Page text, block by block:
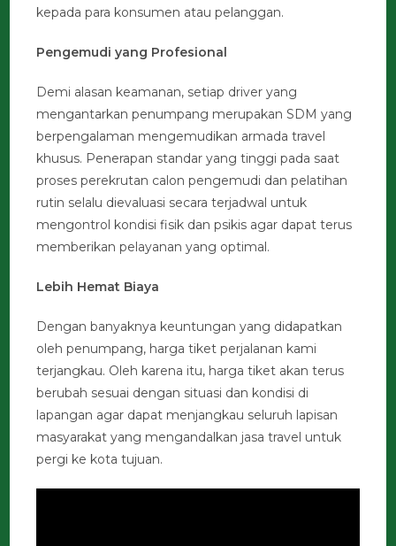
kepada para konsumen atau pelanggan.
Pengemudi yang Profesional
Demi alasan keamanan, setiap driver yang
mengantarkan penumpang merupakan SDM yang
berpengalaman mengemudikan armada travel
khusus. Penerapan standar yang tinggi pada saat
proses perekrutan calon pengemudi dan pelatihan
rutin selalu dievaluasi secara terjadwal untuk
mengontrol kondisi fisik dan psikis agar dapat terus
memberikan pelayanan yang optimal.
Lebih Hemat Biaya
Dengan banyaknya keuntungan yang didapatkan
oleh penumpang, harga tiket perjalanan kami
terjangkau. Oleh karena itu, harga tiket akan terus
berubah sesuai dengan situasi dan kondisi di
lapangan agar dapat menjangkau seluruh lapisan
masyarakat yang mengandalkan jasa travel untuk
pergi ke kota tujuan.